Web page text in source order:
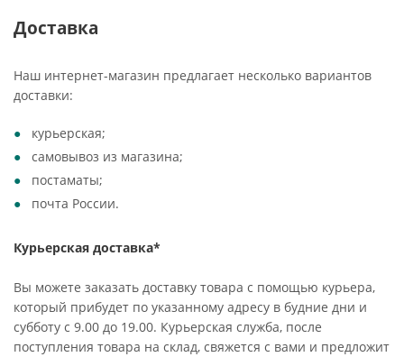
Доставка
Наш интернет-магазин предлагает несколько вариантов
доставки:
курьерская;
самовывоз из магазина;
постаматы;
почта России.
Курьерская доставка*
Вы можете заказать доставку товара с помощью курьера,
который прибудет по указанному адресу в будние дни и
субботу с 9.00 до 19.00. Курьерская служба, после
поступления товара на склад, свяжется с вами и предложит